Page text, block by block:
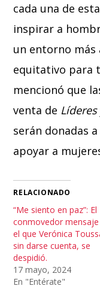
cada una de
inspirar a
un entorno más
equitativo para
mencionó que
venta de
serán donadas
apoyar a
RELACIONADO
“Me siento en paz”: El
conmovedor
el que Verónica
sin darse cuenta, se
despidió.
17 mayo, 2024
En "Entérate"